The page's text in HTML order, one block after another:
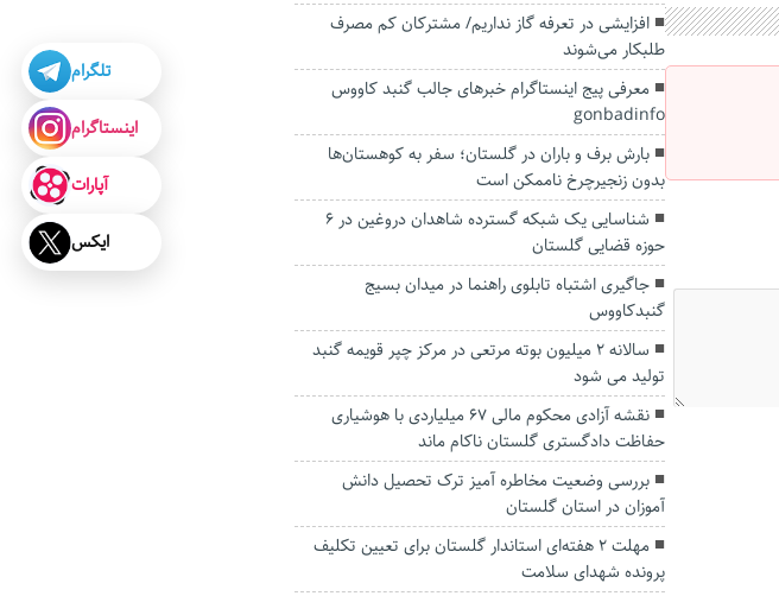
افزایشی در تعرفه گاز نداریم/ مشترکان کم مصرف
طلبکار می‌شوند
معرفی پیج اینستاگرام خبرهای جالب گنبد کاووس
gonbadinfo
بارش برف و باران در گلستان؛ سفر به کوهستان‌ها
بدون زنجیرچرخ ناممکن است
شناسایی یک شبکه گسترده شاهدان دروغین در ۶
حوزه قضایی گلستان
جاگیری اشتباه تابلوی راهنما در میدان بسیج
گنبدکاووس
سالانه ۲ میلیون بوته مرتعی در مرکز چپر قویمه گنبد
تولید می شود
نقشه آزادی محکوم مالی ۶۷ میلیاردی با هوشیاری
حفاظت دادگستری گلستان ناکام ماند
بررسی وضعیت مخاطره آمیز ترک تحصیل دانش
آموزان در استان گلستان
مهلت ۲ هفته‌ای استاندار گلستان برای تعیین تکلیف
پرونده شهدای سلامت
تلگرام
اینستاگرام
آپارات
ایکس